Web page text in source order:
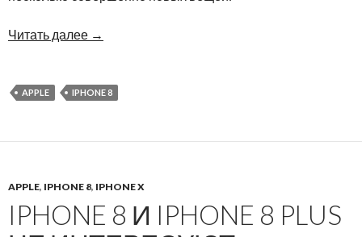
Читать далее →
APPLE IPHONE 8
APPLE, IPHONE 8, IPHONE X
IPHONE 8 И IPHONE 8 PLUS